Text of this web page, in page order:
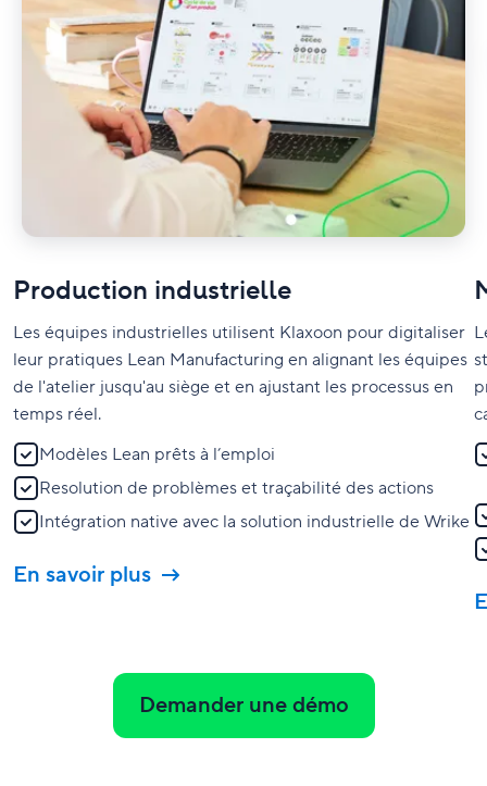
Production industrielle
Les équipes industrielles utilisent Klaxoon pour digitaliser
leur pratiques Lean Manufacturing en alignant les équipes
de l'atelier jusqu'au siège et en ajustant les processus en
temps réel.
Modèles Lean prêts à l’emploi
Resolution de problèmes et traçabilité des actions
Intégration native avec la solution industrielle de Wrike
En savoir plus
Demander une démo